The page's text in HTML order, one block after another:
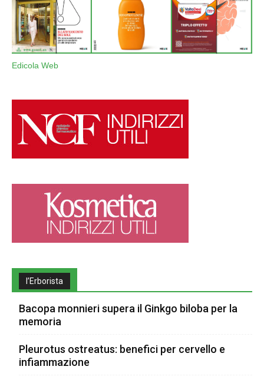
Edicola Web
l’Erborista
Bacopa monnieri supera il Ginkgo biloba per la
memoria
Pleurotus ostreatus: benefici per cervello e
infiammazione